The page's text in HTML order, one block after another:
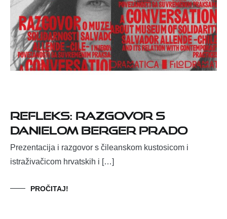
REFLEKS: razgovor s
Danielom Berger Prado
Prezentacija i razgovor s čileanskom kustosicom i
istraživačicom hrvatskih i […]
PROČITAJ!